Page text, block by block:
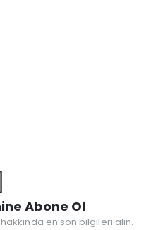
Abone Ol
en son bilgileri alın.